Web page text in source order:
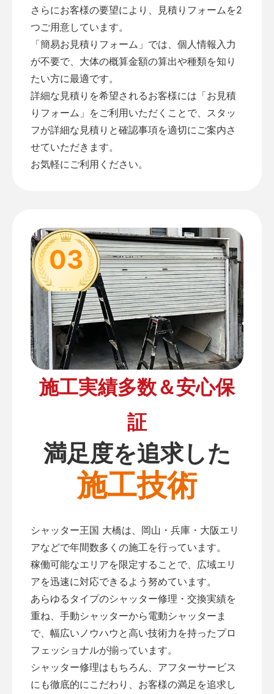
さらにお客様の要望により、見積りフォームを2
つご用意しています。
「簡易お見積りフォーム 」では、個人情報入力
が不要で、大体の概算金額の算出や種類を知り
たい方に最適です。
詳細な見積りを希望されるお客様には「お見積
りフォーム 」をご利用いただくことで、スタッ
フが詳細な見積りと確認事項を適切にご案内さ
せていただきます。
お気軽にご利用ください。
03
施工実績多数＆安心保
証
満足度を追求した
施工技術
シャッター王国 大橋は、岡山・兵庫・大阪エリ
アなどで年間数多くの施工を行っています。
稼働可能なエリアを限定することで、広域エリ
アを迅速に対応できるよう努めています。
あらゆるタイプのシャッター修理・交換実績を
重ね、手動シャッターから電動シャッターま
で、幅広いノウハウと高い技術力を持ったプロ
フェッショナルが揃っています。
シャッター修理はもちろん、アフターサービス
にも徹底的にこだわり、お客様の満足を追求し